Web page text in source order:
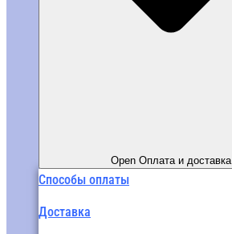
Open Оплата и доставка
Способы оплаты
Доставка